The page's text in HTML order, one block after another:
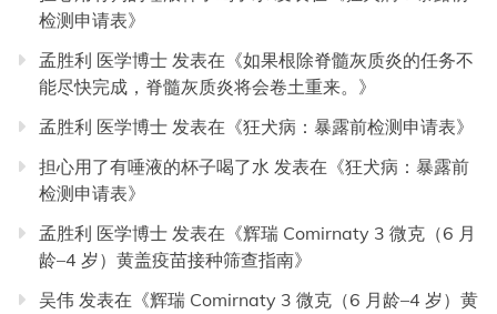
检测申请表》
孟胜利 医学博士 发表在《如果根除脊髓灰质炎的任务不
能尽快完成，脊髓灰质炎将会卷土重来。 》
孟胜利 医学博士 发表在《狂犬病：暴露前检测申请表》
担心用了有唾液的杯子喝了水 发表在《狂犬病：暴露前
检测申请表》
孟胜利 医学博士 发表在《辉瑞 Comirnaty 3 微克（6 月
龄–4 岁）黄盖疫苗接种筛查指南》
吴伟 发表在《辉瑞 Comirnaty 3 微克（6 月龄–4 岁）黄